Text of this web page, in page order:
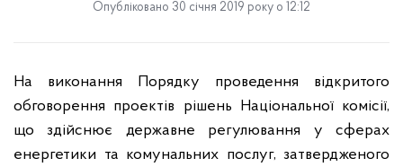
Опубліковано 30 січня 2019 року о 12:12
На виконання Порядку проведення відкритого
обговорення проектів рішень Національної комісії,
що здійснює державне регулювання у сферах
енергетики та комунальних послуг, затвердженого